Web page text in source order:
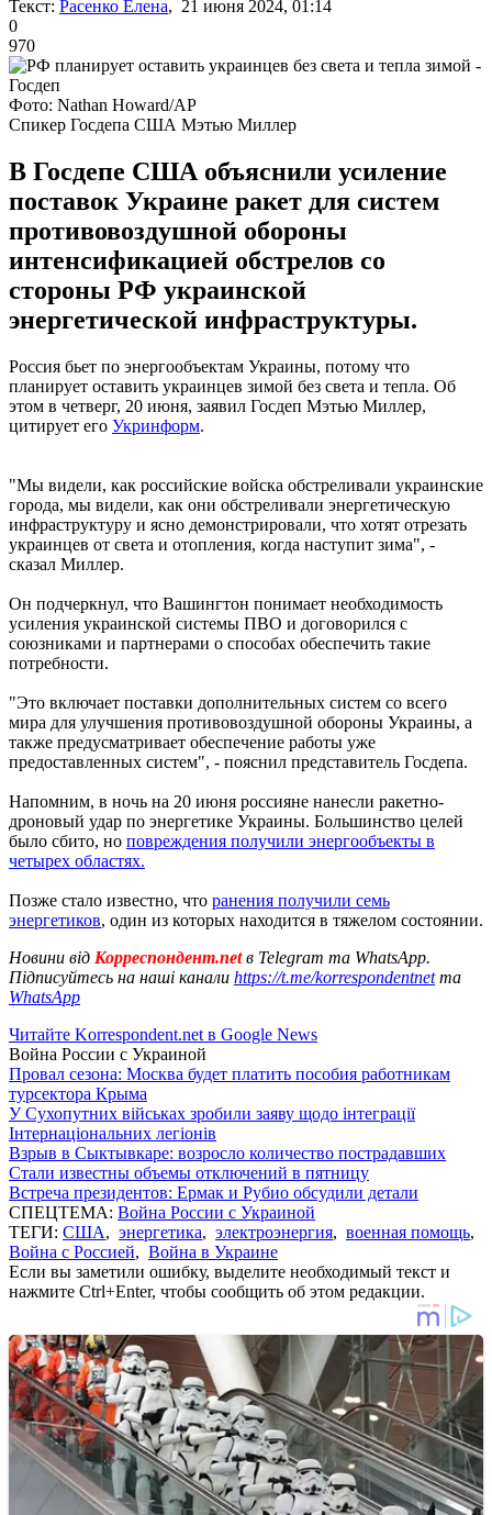
Текст: Расенко Елена, 21 июня 2024, 01:14
0
970
Фото: Nathan Howard/AP
Спикер Госдепа США Мэтью Миллер
В Госдепе США объяснили усиление
поставок Украине ракет для систем
противовоздушной обороны
интенсификацией обстрелов со
стороны РФ украинской
энергетической инфраструктуры.
Россия бьет по энергообъектам Украины, потому что
планирует оставить украинцев зимой без света и тепла. Об
этом в четверг, 20 июня, заявил Госдеп Мэтью Миллер,
цитирует его Укринформ.
"Мы видели, как российские войска обстреливали украинские
города, мы видели, как они обстреливали энергетическую
инфраструктуру и ясно демонстрировали, что хотят отрезать
украинцев от света и отопления, когда наступит зима", -
сказал Миллер.
Он подчеркнул, что Вашингтон понимает необходимость
усиления украинской системы ПВО и договорился с
союзниками и партнерами о способах обеспечить такие
потребности.
"Это включает поставки дополнительных систем со всего
мира для улучшения противовоздушной обороны Украины, а
также предусматривает обеспечение работы уже
предоставленных систем", - пояснил представитель Госдепа.
Напомним, в ночь на 20 июня россияне нанесли ракетно-
дроновый удар по энергетике Украины. Большинство целей
было сбито, но повреждения получили энергообъекты в
четырех областях.
Позже стало известно, что ранения получили семь
энергетиков, один из которых находится в тяжелом состоянии.
Новини від Корреспондент.netв Telegram та WhatsApp.
Підписуйтесь на наші канали https://t.me/korrespondentnetта
WhatsApp
Читайте Korrespondent.net в Google News
Война России с Украиной
Провал сезона: Москва будет платить пособия работникам
турсектора Крыма
У Сухопутних військах зробили заяву щодо інтеграції
Інтернаціональних легіонів
Взрыв в Сыктывкаре: возросло количество пострадавших
Стали известны объемы отключений в пятницу
Встреча президентов: Ермак и Рубио обсудили детали
СПЕЦТЕМА: Война России с Украиной
ТЕГИ: США, энергетика, электроэнергия, военная помощь,
Война с Россией, Война в Украине
Если вы заметили ошибку, выделите необходимый текст и
нажмите Ctrl+Enter, чтобы сообщить об этом редакции.